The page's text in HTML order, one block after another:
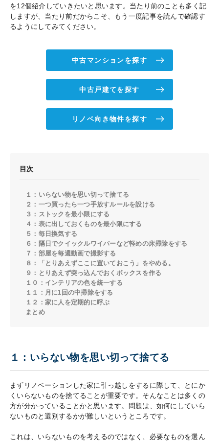
を12個紹介していきたいと思います。当たり前のことも多く記
しますが、当たり前だからこそ、もう一度記事を読んで確認す
るようにしてみてください。
中古マンションを探す
中古戸建てを探す
リノベ向き物件を探す
目次
１：いらない物を思い切って捨てる
２：一つ買ったら一つ手放すルールを設ける
３：ストックを最小限にする
４：表に出しておくものを最小限にする
５：毎日換気する
６：隔日でクイックルワイパーなど軽めの床掃除をする
７：部屋を毎週動画で撮影する
８：「とりあえずここに置いておこう」をやめる。
９：とりあえず突っ込んでおくボックスを作る
１０：インテリアの色を統一する
１１：月に1回の中掃除をする
１２：家に人を定期的に呼ぶ
まとめ
１：いらない物を思い切って捨てる
まずリノベーションした家に引っ越しをするに際して、とにか
くいらないものを捨てることが重要です。そんなことは多くの
方が分かっていることかと思います。問題は、如何にしていら
ないものと選別するかが難しいというところです。
これは、いらないものを考えるのではなく、必要なものを選ん